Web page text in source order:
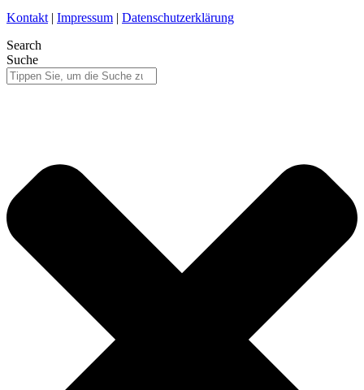
Kontakt | Impressum | Datenschutzerklärung
Search
Suche